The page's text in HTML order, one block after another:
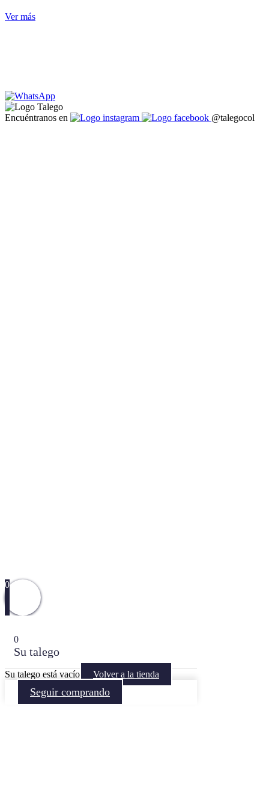
Ver más
Encuéntranos en @talegocol
0
0
Su talego
Su talego está vacío Volver a la tienda
Seguir comprando